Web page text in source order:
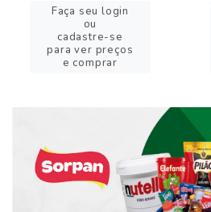
Faça seu login
ou
cadastre-se
para ver preços
e comprar